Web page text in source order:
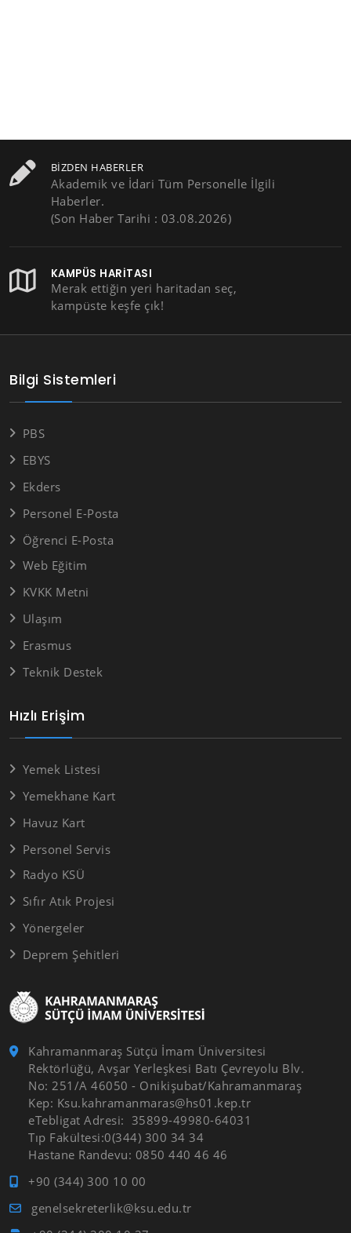
BIZDEN HABERLER
Akademik ve İdari Tüm Personelle İlgili
Haberler.
(Son Haber Tarihi : 03.08.2026)
KAMPÜS HARITASI
Merak ettiğin yeri haritadan seç,
kampüste keşfe çık!
Kahramanmaraş Sütçü İmam Üniversitesi
Rektörlüğü, Avşar Yerleşkesi Batı Çevreyolu Blv.
No: 251/A 46050 - Onikişubat/Kahramanmaraş
Kep: Ksu.kahramanmaras@hs01.kep.tr
eTebligat Adresi: 35899-49980-64031
Tıp Fakültesi:0(344) 300 34 34
Hastane Randevu: 0850 440 46 46
+90 (344) 300 10 00
genelsekreterlik@ksu.edu.tr
Hızlı Erişim
Yemek Listesi
Yemekhane Kart
Havuz Kart
Personel Servis
Radyo KSÜ
Sıfır Atık Projesi
Yönergeler
Deprem Şehitleri
Bilgi Sistemleri
PBS
EBYS
Ekders
Personel E-Posta
Öğrenci E-Posta
Web Eğitim
KVKK Metni
Ulaşım
Erasmus
Teknik Destek